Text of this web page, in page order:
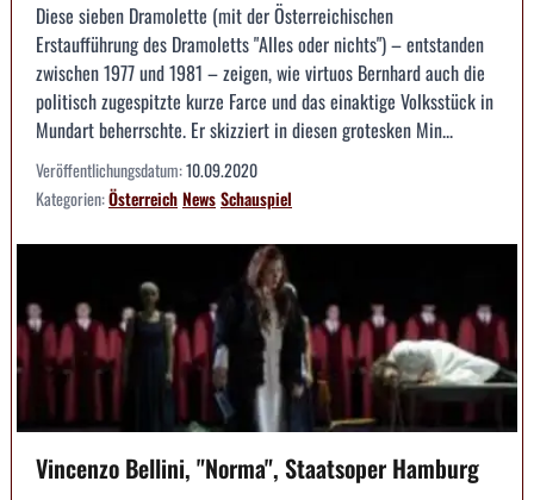
Diese sieben Dramolette (mit der Österreichischen
Erstaufführung des Dramoletts "Alles oder nichts") – entstanden
zwischen 1977 und 1981 – zeigen, wie virtuos Bernhard auch die
politisch zugespitzte kurze Farce und das einaktige Volksstück in
Mundart beherrschte. Er skizziert in diesen grotesken Min...
Veröffentlichungsdatum:10.09.2020
Kategorien:ÖsterreichNewsSchauspiel
Vincenzo Bellini, "Norma", Staatsoper Hamburg